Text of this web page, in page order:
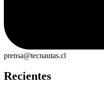
prensa@tecnautas.cl
Recientes